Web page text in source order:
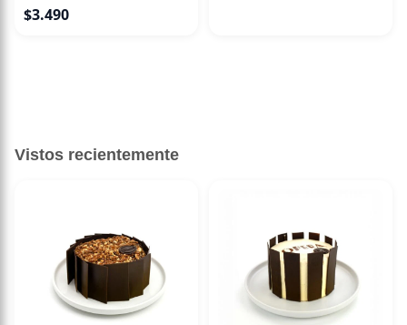
$3.490
Vistos recientemente